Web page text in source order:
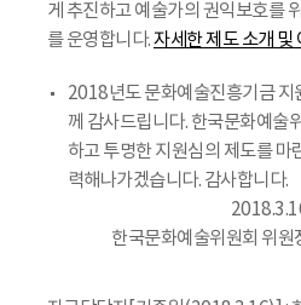
게 추진하고 예술가의 권익보호를
를 운영합니다.자세한 제도 소개 및
2018년도 문화예술진흥기금 지
께 감사드립니다. 한국문화예술
하고 투명한 지원심의 제도를 마
력해나가겠습니다. 감사합니다.
한국문화예술위원회 위원